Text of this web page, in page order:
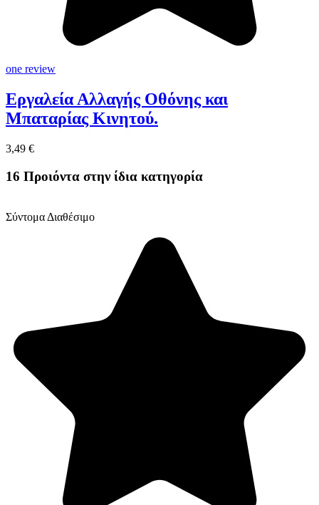
one review
Εργαλεία Αλλαγής Οθόνης και
Μπαταρίας Κινητού.
3,49 €
16 Προιόντα στην ίδια κατηγορία
Σύντομα Διαθέσιμο